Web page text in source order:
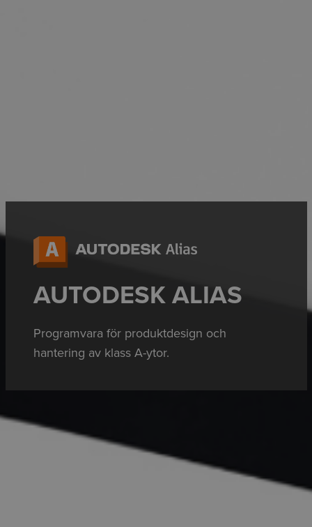
AUTODESK ALIAS
Programvara för produktdesign och
hantering av klass A-ytor.